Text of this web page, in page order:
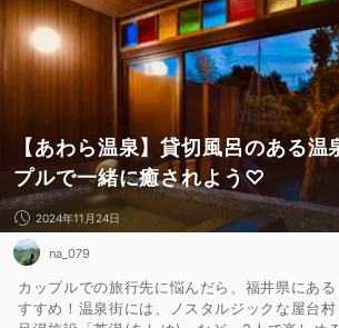
【あわら温泉】貸切風呂のある
プルで一緒に癒されよう♡
2024年11月24日
na_079
カップルでの旅行先に悩んだら、福井県にあ
すすめ！温泉街には、ノスタルジックな屋台